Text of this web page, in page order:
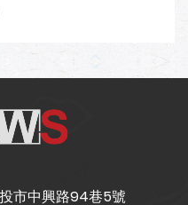
市中興路94巷5號